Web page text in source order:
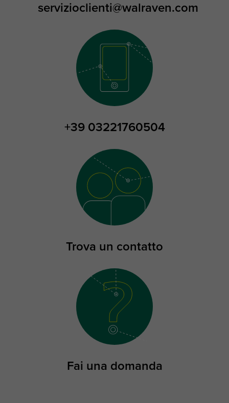
servizioclienti@walraven.com
+39 03221760504
Trova un contatto
Fai una domanda